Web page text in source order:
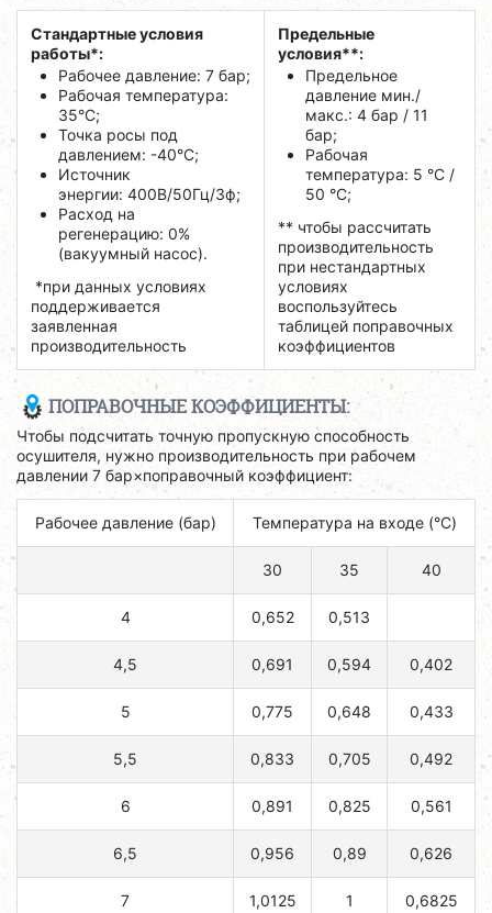
Стандартные условия
работы*:
Рабочее давление: 7 бар;
Рабочая температура:
35°C;
Точка росы под
давлением: -40°C;
Источник
энергии: 400В/50Гц/3ф;
Расход на
регенерацию: 0%
(вакуумный насос).
*при данных условиях
поддерживается
заявленная
производительность
Предельные
условия**:
Предельное
давление мин./
макс.: 4 бар / 11
бар;
Рабочая
температура: 5 °C /
50 °C;
** чтобы рассчитать
производительность
при нестандартных
условиях
воспользуйтесь
таблицей поправочных
коэффициентов
ПОПРАВОЧНЫЕ КОЭФФИЦИЕНТЫ:
Чтобы подсчитать точную пропускную способность
осушителя, нужно производительность при рабочем
давлении 7 бар×поправочный коэффициент:
Рабочее давление (бар) Температура на входе (°C)
30 35 40
4 0,652 0,513
4,5 0,691 0,594 0,402
5 0,775 0,648 0,433
5,5 0,833 0,705 0,492
6 0,891 0,825 0,561
6,5 0,956 0,89 0,626
7 1,0125 1 0,6825